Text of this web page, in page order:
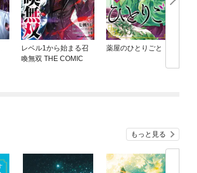
レベル1から始まる召
喚無双 THE COMIC
薬屋のひとりごと
もっと見る